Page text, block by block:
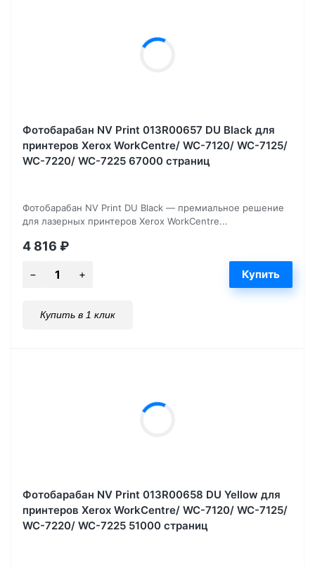
Фотобарабан NV Print 013R00657 DU Black для
принтеров Xerox WorkCentre/ WC-7120/ WC-7125/
WC-7220/ WC-7225 67000 страниц
Фотобарабан NV Print DU Black — премиальное решение
для лазерных принтеров Xerox WorkCentre...
4 816 ₽
Купить в 1 клик
Фотобарабан NV Print 013R00658 DU Yellow для
принтеров Xerox WorkCentre/ WC-7120/ WC-7125/
WC-7220/ WC-7225 51000 страниц